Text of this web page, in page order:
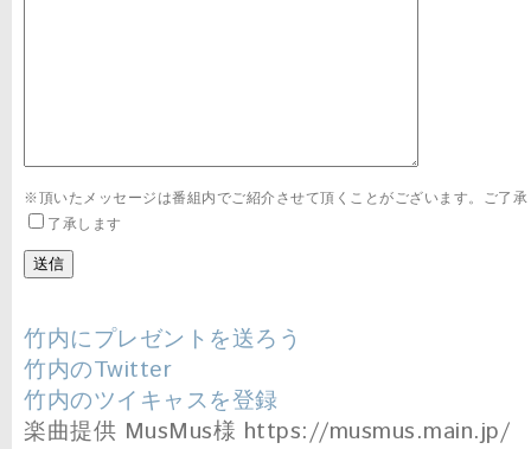
※頂いたメッセージは番組内でご紹介させて頂くことがございます。ご了
了承します
竹内にプレゼントを送ろう
竹内のTwitter
竹内のツイキャスを登録
楽曲提供 MusMus様 https://musmus.main.jp/